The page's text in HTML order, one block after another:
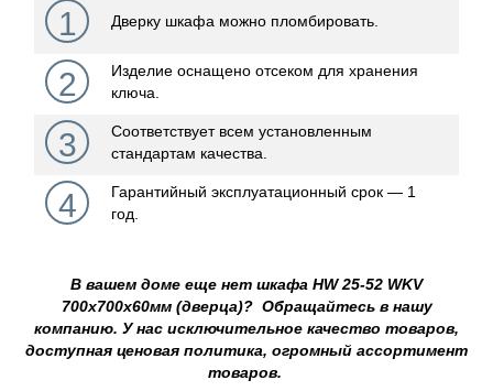
1 Дверку шкафа можно пломбировать.
2
Изделие оснащено отсеком для хранения
ключа.
3
Соответствует всем установленным
стандартам качества.
4
Гарантийный эксплуатационный срок ― 1
год.
В вашем доме еще нет шкафа HW 25-52 WKV
700х700х60мм (дверца)? Обращайтесь в нашу
компанию. У нас исключительное качество товаров,
доступная ценовая политика, огромный ассортимент
товаров.